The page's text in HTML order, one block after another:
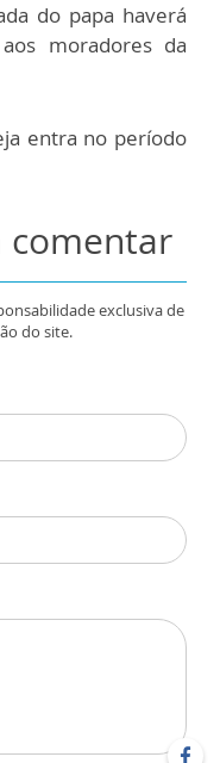
do papa haverá
moradores da
entra no período
comentar
exclusiva de
do site.